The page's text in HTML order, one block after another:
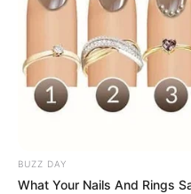
BUZZ DAY
What Your Nails And Rings